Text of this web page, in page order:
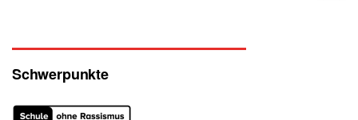
Schwerpunkte